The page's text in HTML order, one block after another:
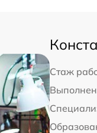
Стаж